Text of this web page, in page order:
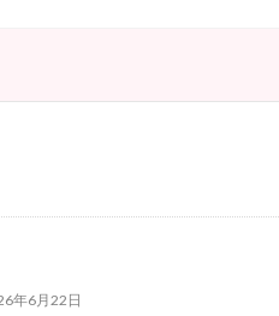
年6月22日